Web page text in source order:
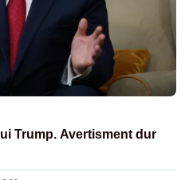
Trump. Avertisment dur